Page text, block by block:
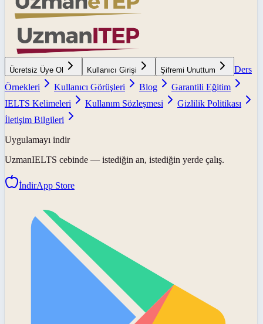
Ücretsiz Üye Ol Kullanıcı Girişi Şifremi Unuttum
Ders
Örnekleri
Kullanıcı Görüşleri Blog
Garantili Eğitim
IELTS Kelimeleri
Kullanım Sözleşmesi
Gizlilik Politikası
İletişim Bilgileri
Uygulamayı indir
UzmanIELTS cebinde — istediğin an, istediğin yerde çalış.
İndirApp Store